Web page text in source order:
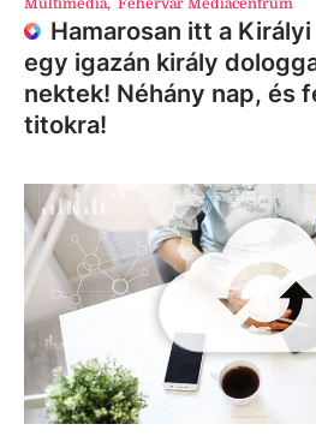
Multimédia, Fehérvár Médiacentrum
Hamarosan itt a
egy igazán király
nektek! Néhány nap, és
titokra!